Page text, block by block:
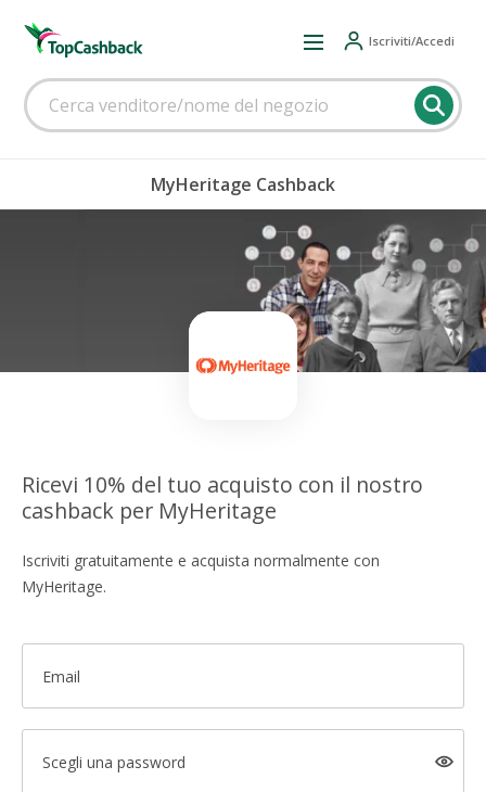
Iscriviti/Accedi
MyHeritage Cashback
Ricevi 10% del tuo acquisto con il nostro
cashback per MyHeritage
Iscriviti gratuitamente e acquista normalmente con
MyHeritage.
Email
Scegli una password